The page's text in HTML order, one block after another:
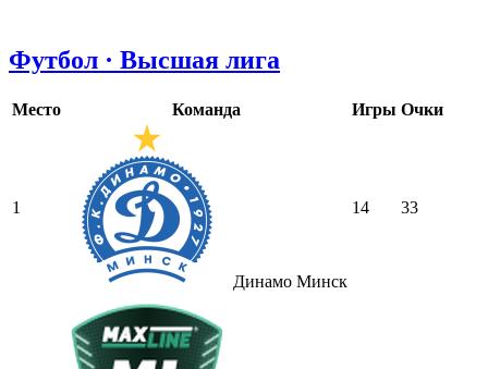
Футбол · Высшая лига
Место Команда Игры Очки
1
Динамо Минск
14 33